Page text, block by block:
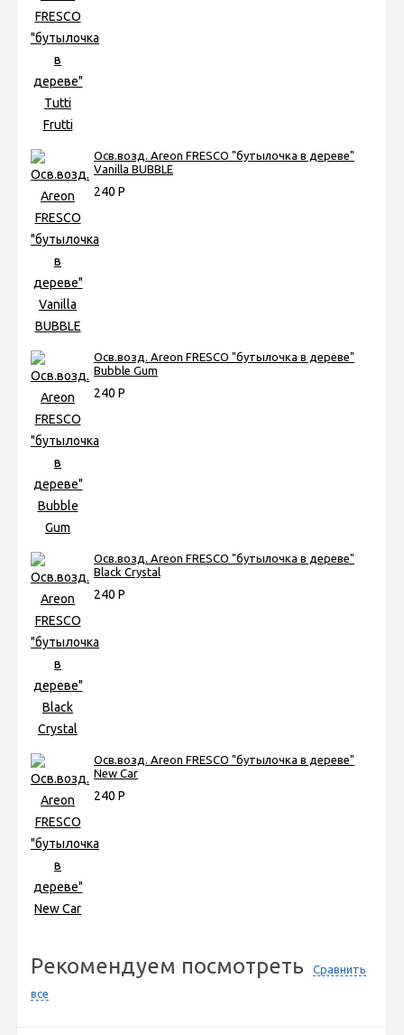
Осв.возд. Areon FRESCO "бутылочка в дереве"
Vanilla BUBBLE
240 Р
Осв.возд. Areon FRESCO "бутылочка в дереве"
Bubble Gum
240 Р
Осв.возд. Areon FRESCO "бутылочка в дереве"
Black Crystal
240 Р
Осв.возд. Areon FRESCO "бутылочка в дереве"
New Car
240 Р
Рекомендуем посмотреть
Сравнить
все